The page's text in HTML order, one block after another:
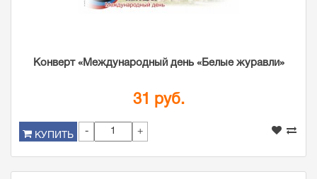
Конверт «Международный день «Белые журавли»
31 руб.
КУПИТЬ - +